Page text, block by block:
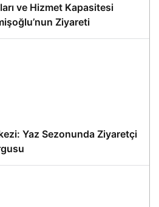
ve Hizmet Kapasitesi
Ziyareti
Yaz Sezonunda Ziyaretçi